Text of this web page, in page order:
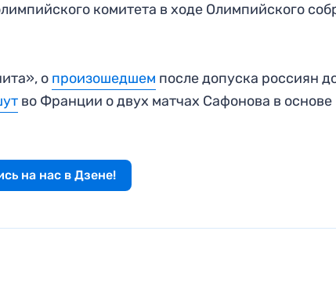
комитета в ходе Олимпийского
о произошедшем после допуска россиян
во Франции о двух матчах Сафонова в основе
на нас в Дзене!